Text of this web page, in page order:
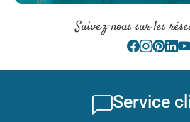
Suivez-nous sur les
Service